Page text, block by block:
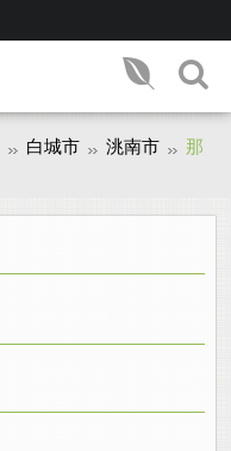
白城市 洮南市
那